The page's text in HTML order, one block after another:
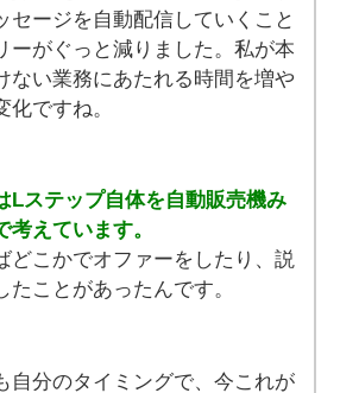
セージを自動配信していくこと
ーがぐっと減りました。私が本
ない業務にあたれる時間を増や
化ですね。
Lステップ自体を自動販売機み
考えています。
どこかでオファーをしたり、説
たことがあったんです。
自分のタイミングで、今これが